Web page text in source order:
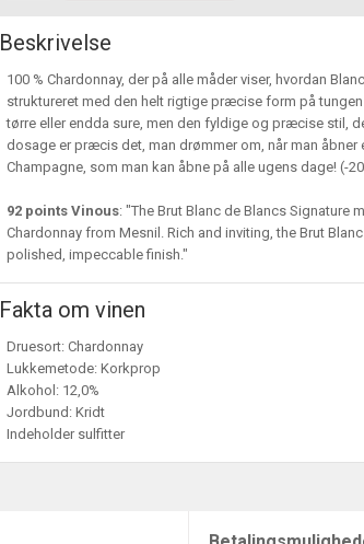
Beskrivelse
100 % Chardonnay, der på alle måder viser, hvordan
struktureret med den helt rigtige præcise form på
tørre eller endda sure, men den fyldige og præcise stil,
dosage er præcis det, man drømmer om, når man
Champagne, som man kan åbne på alle ugens dage! (-
92 points Vinous: "The Brut Blanc de Blancs
Chardonnay from Mesnil. Rich and inviting, the Brut
polished, impeccable finish."
Fakta om vinen
Druesort: Chardonnay
Lukkemetode: Korkprop
Alkohol: 12,0%
Jordbund: Kridt
Indeholder sulfitter